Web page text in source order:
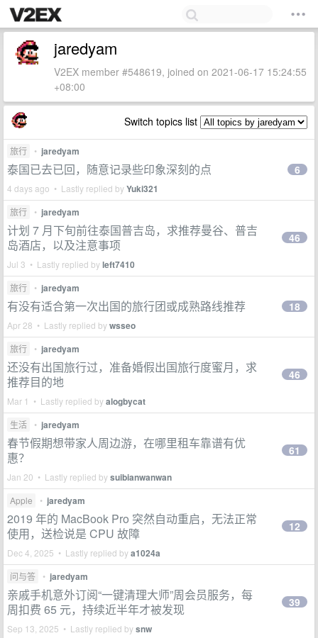
jaredyam
V2EX member #548619, joined on 2021-06-17 15:24:55
+08:00
Switch topics list
旅行 • jaredyam
泰国已去已回，随意记录些印象深刻的点
4 days ago • Lastly replied byYuki321
6
旅行 • jaredyam
计划 7 月下旬前往泰国普吉岛，求推荐曼谷、普吉
岛酒店，以及注意事项
Jul 3 • Lastly replied byleft7410
46
旅行 • jaredyam
有没有适合第一次出国的旅行团或成熟路线推荐
Apr 28 • Lastly replied bywsseo
18
旅行 • jaredyam
还没有出国旅行过，准备婚假出国旅行度蜜月，求
推荐目的地
Mar 1 • Lastly replied byalogbycat
46
生活 • jaredyam
春节假期想带家人周边游，在哪里租车靠谱有优
惠？
Jan 20 • Lastly replied bysuibianwanwan
61
Apple • jaredyam
2019 年的 MacBook Pro 突然自动重启，无法正常
使用，送检说是 CPU 故障
Dec 4, 2025 • Lastly replied bya1024a
12
问与答 • jaredyam
亲戚手机意外订阅“一键清理大师”周会员服务，每
周扣费 65 元，持续近半年才被发现
Sep 13, 2025 • Lastly replied bysnw
39